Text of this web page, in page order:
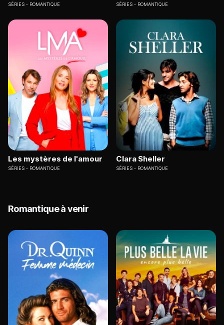
SÉRIES ROMANTIQUE SÉRIES ROMANTIQUE
Les mystères de l'amour
SÉRIES ROMANTIQUE
Clara Sheller
SÉRIES ROMANTIQUE
Romantique à venir